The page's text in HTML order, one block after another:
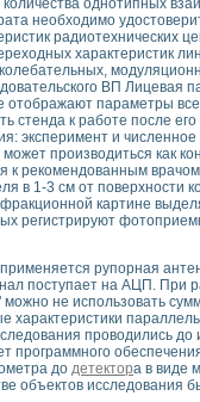
анализ в программной
переходных процессов
6009
остаточного
энергии
2010 фирмы GW INSTEK
на базе USB-6008
реверсивных сред
наноструктур
с
алгоритма
на основе
пылевых
возмущениями
источником
необходимо
радиотехнических
характеристик
ВП Лицевая
параметры
стенда к работе после
эксперимент и
производиться как
к рекомендованным
в 1-3 см от
картине
регистрируют
рупорная
поступает на АЦП.
можно не использовать
проводились до
программного
до детектора в виде
объектов исследования